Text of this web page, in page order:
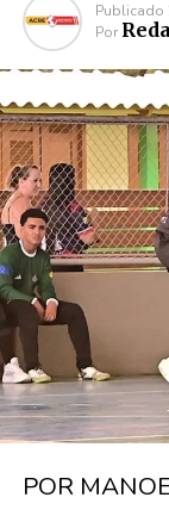
Publicado
Por
POR